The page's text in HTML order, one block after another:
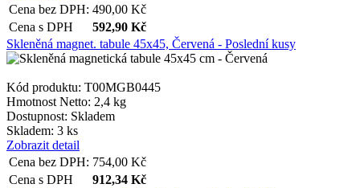
Cena bez DPH: 490,00 Kč
Cena s DPH
592,90 Kč
Skleněná magnet. tabule 45x45, Červená - Poslední kusy
Kód produktu: T00MGB0445
Hmotnost Netto: 2,4 kg
Dostupnost: Skladem
Skladem: 3 ks
Zobrazit detail
Cena bez DPH: 754,00 Kč
Cena s DPH
912,34 Kč